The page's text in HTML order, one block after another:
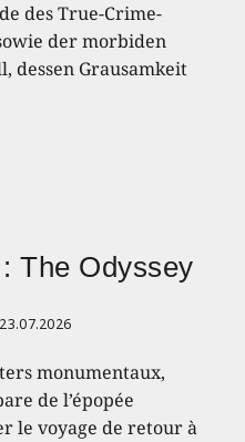
des True-Crime-
der morbiden
dessen Grausamkeit
The Odyssey
23.07.2026
monumentaux,
de l’épopée
le voyage de retour à